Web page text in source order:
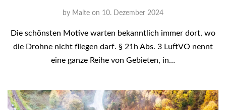
by Malte on 10. Dezember 2024
Die schönsten Motive warten bekanntlich immer dort, wo
die Drohne nicht fliegen darf. § 21h Abs. 3 LuftVO nennt
eine ganze Reihe von Gebieten, in…